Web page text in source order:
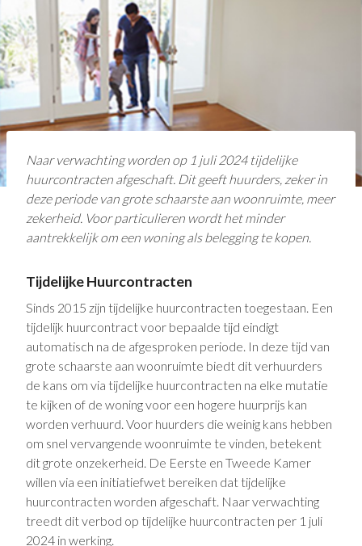
Naar verwachting worden op 1 juli 2024 tijdelijke
huurcontracten afgeschaft. Dit geeft huurders, zeker in
deze periode van grote schaarste aan woonruimte, meer
zekerheid. Voor particulieren wordt het minder
aantrekkelijk om een woning als belegging te kopen.
Tijdelijke Huurcontracten
Sinds 2015 zijn tijdelijke huurcontracten toegestaan. Een
tijdelijk huurcontract voor bepaalde tijd eindigt
automatisch na de afgesproken periode. In deze tijd van
grote schaarste aan woonruimte biedt dit verhuurders
de kans om via tijdelijke huurcontracten na elke mutatie
te kijken of de woning voor een hogere huurprijs kan
worden verhuurd. Voor huurders die weinig kans hebben
om snel vervangende woonruimte te vinden, betekent
dit grote onzekerheid. De Eerste en Tweede Kamer
willen via een initiatiefwet bereiken dat tijdelijke
huurcontracten worden afgeschaft. Naar verwachting
treedt dit verbod op tijdelijke huurcontracten per 1 juli
2024 in werking.